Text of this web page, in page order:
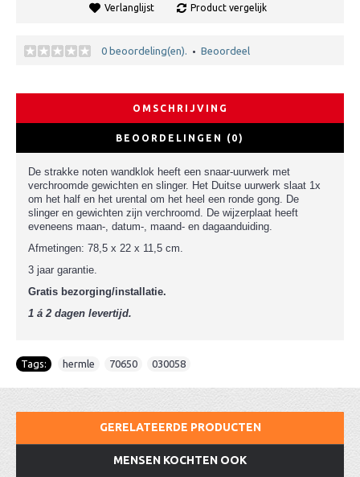
Verlanglijst Product vergelijk
0 beoordeling(en). • Beoordeel
OMSCHRIJVING
BEOORDELINGEN (0)
De strakke noten wandklok heeft een snaar-uurwerk met
verchroomde gewichten en slinger. Het Duitse uurwerk slaat 1x
om het half en het urental om het heel een ronde gong. De
slinger en gewichten zijn verchroomd. De wijzerplaat heeft
eveneens maan-, datum-, maand- en dagaanduiding.
Afmetingen: 78,5 x 22 x 11,5 cm.
3 jaar garantie.
Gratis bezorging/installatie.
1 á 2 dagen levertijd.
Tags: hermle 70650 030058
GERELATEERDE PRODUCTEN
MENSEN KOCHTEN OOK